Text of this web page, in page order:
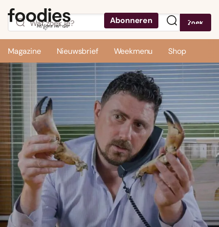
Abonneren Zoek
Magazine Nieuwsbrief Weekmenu Shop